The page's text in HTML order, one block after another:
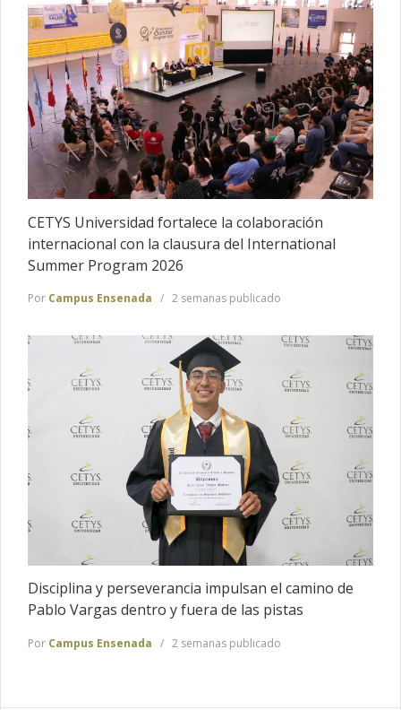
CETYS Universidad fortalece la colaboración
internacional con la clausura del International
Summer Program 2026
Por Campus Ensenada 2 semanas publicado
Disciplina y perseverancia impulsan el camino de
Pablo Vargas dentro y fuera de las pistas
Por Campus Ensenada 2 semanas publicado